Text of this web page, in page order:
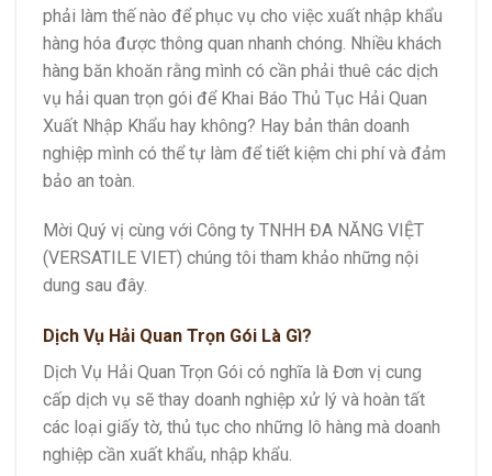
phải làm thế nào để phục vụ cho việc xuất nhập khẩu
hàng hóa được thông quan nhanh chóng. Nhiều khách
hàng băn khoăn rằng mình có cần phải thuê các dịch
vụ hải quan trọn gói để Khai Báo Thủ Tục Hải Quan
Xuất Nhập Khẩu hay không? Hay bản thân doanh
nghiệp mình có thể tự làm để tiết kiệm chi phí và đảm
bảo an toàn.
Mời Quý vị cùng với Công ty TNHH ĐA NĂNG VIỆT
(VERSATILE VIET) chúng tôi tham khảo những nội
dung sau đây.
Dịch Vụ Hải Quan Trọn Gói Là Gì?
Dịch Vụ Hải Quan Trọn Gói có nghĩa là Đơn vị cung
cấp dịch vụ sẽ thay doanh nghiệp xử lý và hoàn tất
các loại giấy tờ, thủ tục cho những lô hàng mà doanh
nghiệp cần xuất khẩu, nhập khẩu.